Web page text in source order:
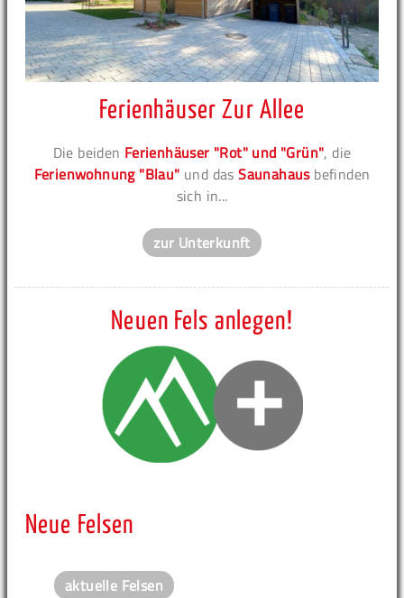
Ferienhäuser Zur Allee
Die beiden Ferienhäuser "Rot" und "Grün", die
Ferienwohnung "Blau" und dasSaunahausbefinden
sich in...
zur Unterkunft
Neuen Fels anlegen!
Neue Felsen
aktuelle Felsen